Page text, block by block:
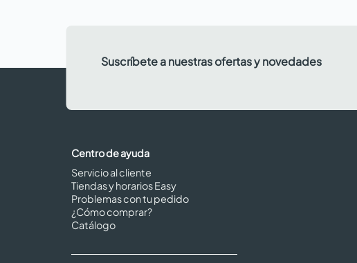
Suscríbete a nuestras ofertas y novedades
Centro de ayuda
Servicio al cliente
Tiendas y horarios Easy
Problemas con tu pedido
¿Cómo comprar?
Catálogo